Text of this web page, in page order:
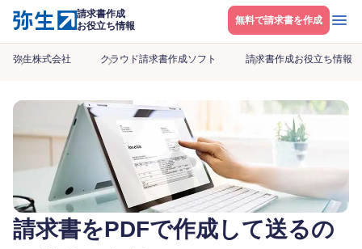
請求書作成
お役立ち情報
無料で請求書を作成 メニ
弥生株式会社 クラウド請求書作成ソフト 請求書作成お役立ち情報
請求書をPDFで作成して送るの